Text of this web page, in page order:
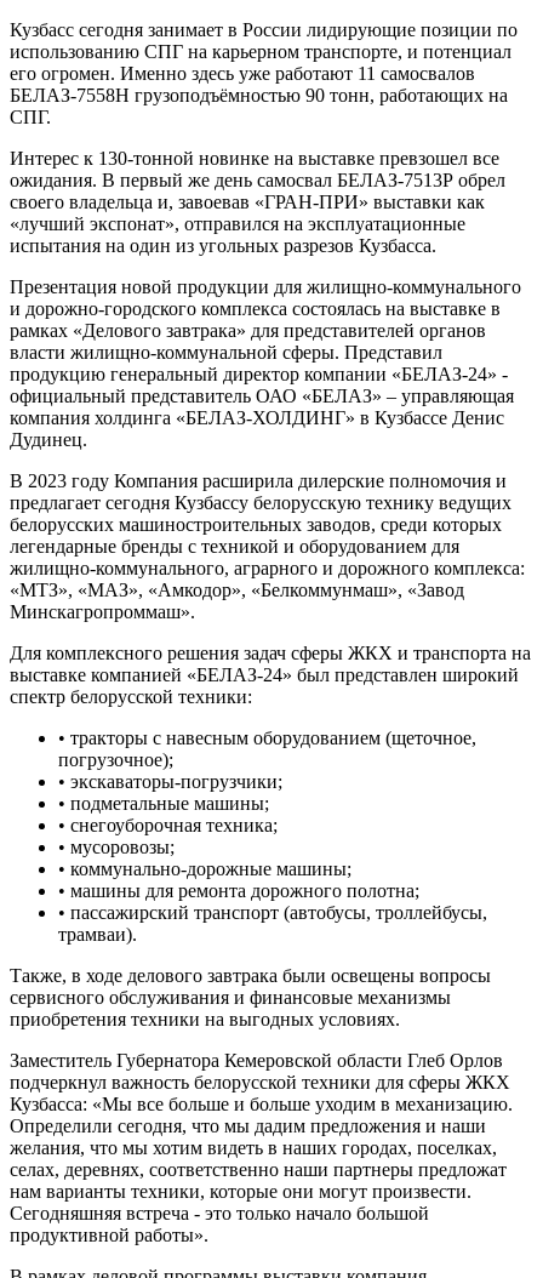
Кузбасс сегодня занимает в России лидирующие позиции по
использованию СПГ на карьерном транспорте, и потенциал
его огромен. Именно здесь уже работают 11 самосвалов
БЕЛАЗ-7558Н грузоподъёмностью 90 тонн, работающих на
СПГ.
Интерес к 130-тонной новинке на выставке превзошел все
ожидания. В первый же день самосвал БЕЛАЗ-7513Р обрел
своего владельца и, завоевав «ГРАН-ПРИ» выставки как
«лучший экспонат», отправился на эксплуатационные
испытания на один из угольных разрезов Кузбасса.
Презентация новой продукции для жилищно-коммунального
и дорожно-городского комплекса состоялась на выставке в
рамках «Делового завтрака» для представителей органов
власти жилищно-коммунальной сферы. Представил
продукцию генеральный директор компании «БЕЛАЗ-24» -
официальный представитель ОАО «БЕЛАЗ» – управляющая
компания холдинга «БЕЛАЗ-ХОЛДИНГ» в Кузбассе Денис
Дудинец.
В 2023 году Компания расширила дилерские полномочия и
предлагает сегодня Кузбассу белорусскую технику ведущих
белорусских машиностроительных заводов, среди которых
легендарные бренды с техникой и оборудованием для
жилищно-коммунального, аграрного и дорожного комплекса:
«МТЗ», «МАЗ», «Амкодор», «Белкоммунмаш», «Завод
Минскагропроммаш».
Для комплексного решения задач сферы ЖКХ и транспорта на
выставке компанией «БЕЛАЗ-24» был представлен широкий
спектр белорусской техники:
• тракторы с навесным оборудованием (щеточное,
погрузочное);
• экскаваторы-погрузчики;
• подметальные машины;
• снегоуборочная техника;
• мусоровозы;
• коммунально-дорожные машины;
• машины для ремонта дорожного полотна;
• пассажирский транспорт (автобусы, троллейбусы,
трамваи).
Также, в ходе делового завтрака были освещены вопросы
сервисного обслуживания и финансовые механизмы
приобретения техники на выгодных условиях.
Заместитель Губернатора Кемеровской области Глеб Орлов
подчеркнул важность белорусской техники для сферы ЖКХ
Кузбасса: «Мы все больше и больше уходим в механизацию.
Определили сегодня, что мы дадим предложения и наши
желания, что мы хотим видеть в наших городах, поселках,
селах, деревнях, соответственно наши партнеры предложат
нам варианты техники, которые они могут произвести.
Сегодняшняя встреча - это только начало большой
продуктивной работы».